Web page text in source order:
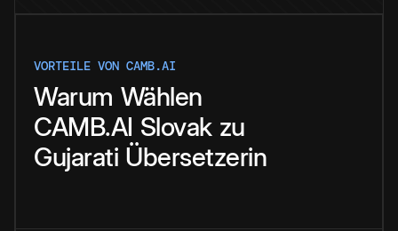
VORTEILE VON CAMB.AI
Warum Wählen
CAMB.AI Slovak zu
Gujarati Übersetzerin